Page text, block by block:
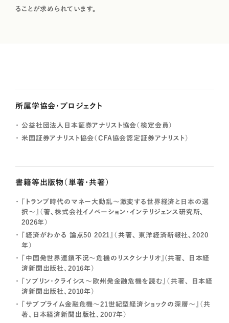
ることが求められています。
所属学協会・プロジェクト
公益社団法人日本証券アナリスト協会（検定会員）
米国証券アナリスト協会（CFA協会認定証券アナリスト）
書籍等出版物（単著・共著）
『トランプ時代のマネー大動乱～激変する世界経済と日本の選
択～』（著、株式会社イノベーション・インテリジェンス研究所、
2026年）
『経済がわかる 論点50 2021』（共著、 東洋経済新報社、2020
年）
『中国発世界連鎖不況～危機のリスクシナリオ』(共著、 日本経
済新聞出版社、2016年）
『ソブリン・クライシス～欧州発金融危機を読む』（共著、 日本経
済新聞出版社、2010年）
『サブプライム金融危機～21世紀型経済ショックの深層～』（共
著、日本経済新聞出版社、2007年）